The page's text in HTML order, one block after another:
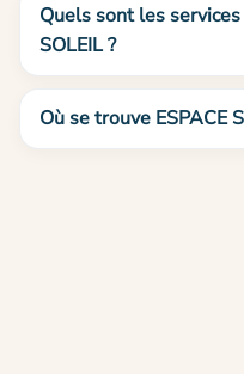
Quels sont les
SOLEIL ?
Où se trouve ESPACE